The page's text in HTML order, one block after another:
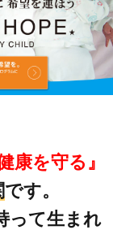
康を守る』
です。
って生まれ